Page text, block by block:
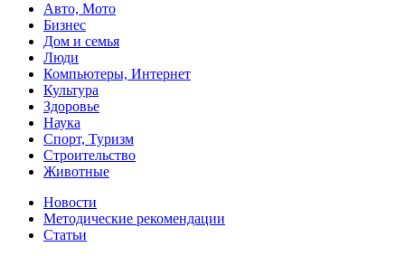
Авто, Мото
Бизнес
Дом и семья
Люди
Компьютеры, Интернет
Культура
Здоровье
Наука
Спорт, Туризм
Строительство
Животные
Новости
Методические рекомендации
Статьи